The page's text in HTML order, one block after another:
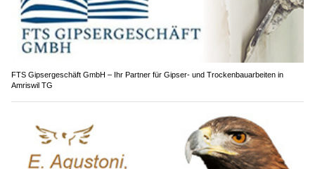
FTS Gipsergeschäft GmbH – Ihr Partner für Gipser- und Trockenbauarbeiten in
Amriswil TG